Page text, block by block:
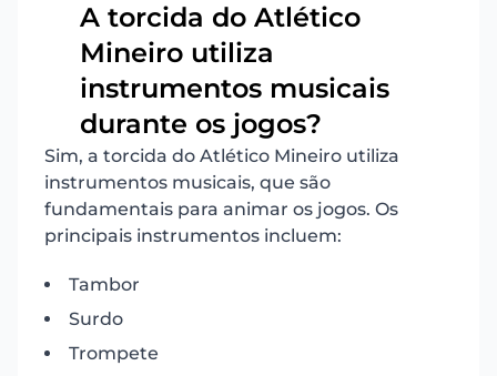
A torcida do Atlético
Mineiro utiliza
instrumentos musicais
durante os jogos?
Sim, a torcida do Atlético Mineiro utiliza
instrumentos musicais, que são
fundamentais para animar os jogos. Os
principais instrumentos incluem:
Tambor
Surdo
Trompete